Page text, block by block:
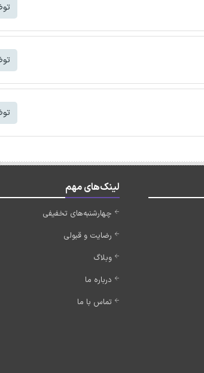
لینک‌های مهم
چهارشنبه‌های تخفیفی
رضایت و قبولی
وبلاگ
درباره ما
تماس با ما